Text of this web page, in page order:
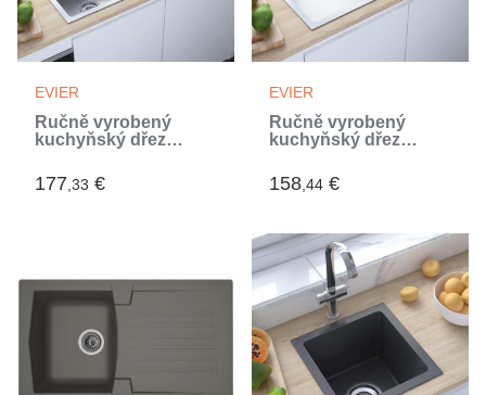
EVIER
Ručně vyrobený
kuchyňský dřez
(Argent)
177,33 €
EVIER
Ručně vyrobený
kuchyňský dřez
(Argent)
158,44 €